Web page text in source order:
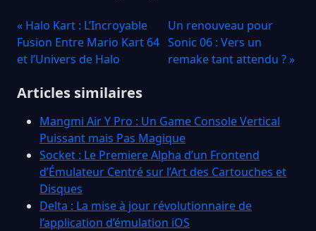
« Halo Kart : L’Incroyable
Fusion Entre Mario Kart 64
et l’Univers de Halo
Un renouveau pour
Sonic 06 : Vers un
remake tant attendu ? »
Articles similaires
Mangmi Air Y Pro : Un Game Console Vertical
Puissant mais Pas Magique
Socket : Le Premiere Alpha d’un Frontend
d’Émulateur Centré sur l’Art des Cartouches et
Disques
Delta : La mise à jour révolutionnaire de
l’application d’émulation iOS